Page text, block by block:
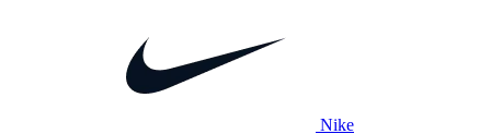
Nike